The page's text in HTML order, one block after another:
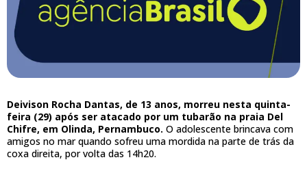
Deivison Rocha Dantas, de 13 anos, morreu nesta quinta-
feira (29) após ser atacado por um tubarão na praia Del
Chifre, em Olinda, Pernambuco. O adolescente brincava com
amigos no mar quando sofreu uma mordida na parte de trás da
coxa direita, por volta das 14h20.